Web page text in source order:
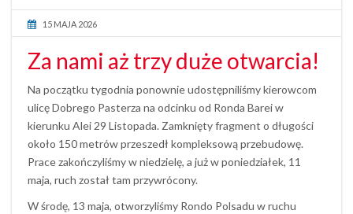
15 MAJA 2026
Za nami aż trzy duże otwarcia!
Na początku tygodnia ponownie udostępniliśmy kierowcom
ulicę Dobrego Pasterza na odcinku od Ronda Barei w
kierunku Alei 29 Listopada. Zamknięty fragment o długości
około 150 metrów przeszedł kompleksową przebudowę.
Prace zakończyliśmy w niedzielę, a już w poniedziałek, 11
maja, ruch został tam przywrócony.
W środę, 13 maja, otworzyliśmy Rondo Polsadu w ruchu